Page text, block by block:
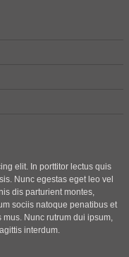
elit. In porttitor lectus quis
Nunc egestas eget leo vel
dis parturient montes,
sociis natoque penatibus et
Nunc rutrum dui ipsum,
interdum.